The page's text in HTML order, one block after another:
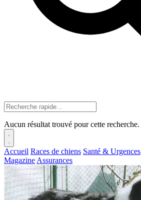
Aucun résultat trouvé pour cette recherche.
Accueil Races de chiens Santé & Urgences
Magazine Assurances